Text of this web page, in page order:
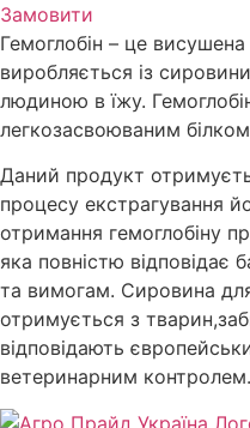
Замовити
Гемоглобін – це
виробляється із
людиною в їжу.
легкозасвоюваним
Даний продукт
процесу екстрагування
отримання гемоглобіну
яка повністю відповідає
та вимогам. Сировина
отримується з
відповідають
ветеринарним контролем.